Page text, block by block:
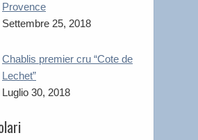
Provence
Settembre 25, 2018
Chablis premier cru “Cote de
Lechet”
Luglio 30, 2018